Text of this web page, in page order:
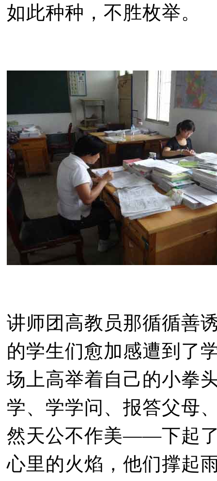
如此种种，不胜枚举。
讲师团高教员那循循善
的学生们愈加感遭到了
场上高举着自己的小拳
学、学学问、报答父母
然天公不作美——下起
心里的火焰，他们撑起